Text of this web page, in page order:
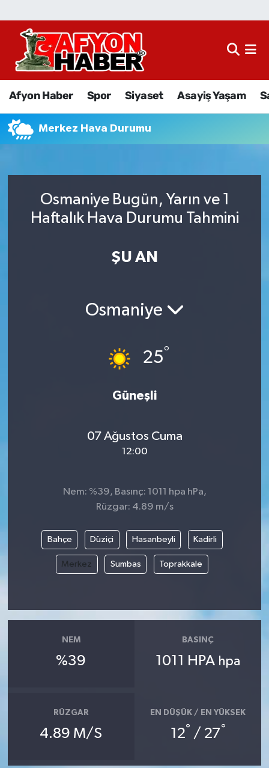
Afyon Haber Spor Siyaset Asayiş Yaşam
Merkez Hava Durumu
Osmaniye Bugün, Yarın ve 1
Haftalık Hava Durumu Tahmini
ŞU AN
Osmaniye
25°
Güneşli
07 Ağustos Cuma
12:00
Nem: %39, Basınç: 1011 hpa hPa,
Rüzgar: 4.89 m/s
Bahçe Düziçi Hasanbeyli Kadirli
Merkez Sumbas Toprakkale
NEM
%39
BASINÇ
1011 HPA hpa
RÜZGAR
4.89 M/S
EN DÜŞÜK / EN YÜKSEK
12° / 27°
Afyon Haber
Asayiş Yaşam
Eğitim